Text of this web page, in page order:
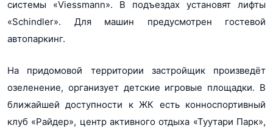
системы «Viessmann». В подъездах установят лифты
«Schindler». Для машин предусмотрен гостевой
автопаркинг.
На придомовой территории застройщик произведёт
озеленение, организует детские игровые площадки. В
ближайшей доступности к ЖК есть конноспортивный
клуб «Райдер», центр активного отдыха «Туутари Парк»,